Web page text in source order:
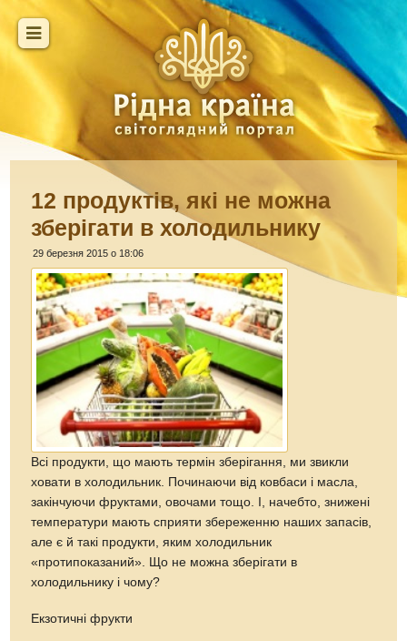
12 продуктів, які не можна
зберігати в холодильнику
29 березня 2015 о 18:06
Всі продукти, що мають термін зберігання, ми звикли
ховати в холодильник. Починаючи від ковбаси і масла,
закінчуючи фруктами, овочами тощо. І, начебто, знижені
температури мають сприяти збереженню наших запасів,
але є й такі продукти, яким холодильник
«протипоказаний». Що не можна зберігати в
холодильнику і чому?
Екзотичні фрукти